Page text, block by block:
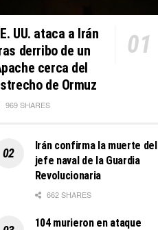
UU. ataca a Irán
derribo de un
cerca del
de Ormuz
969 SHARES
Irán confirma la muerte del
jefe naval de la Guardia
Revolucionaria
662 SHARES
104 murieron en ataque